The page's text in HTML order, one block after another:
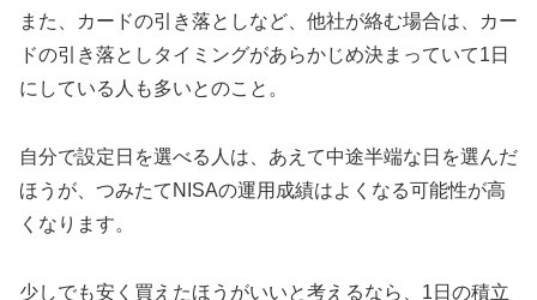
また、カードの引き落としなど、他社が絡む場合は、カー
ドの引き落としタイミングがあらかじめ決まっていて1日
にしている人も多いとのこと。
自分で設定日を選べる人は、あえて中途半端な日を選んだ
ほうが、つみたてNISAの運用成績はよくなる可能性が高
くなります。
少しでも安く買えたほうがいいと考えるなら、1日の積立